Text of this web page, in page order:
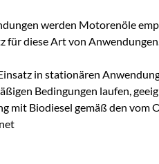
werden Motorenöle
für diese Art von Anwendungen.
in stationären
Bedingungen laufen,
mit Biodiesel gemäß den vom